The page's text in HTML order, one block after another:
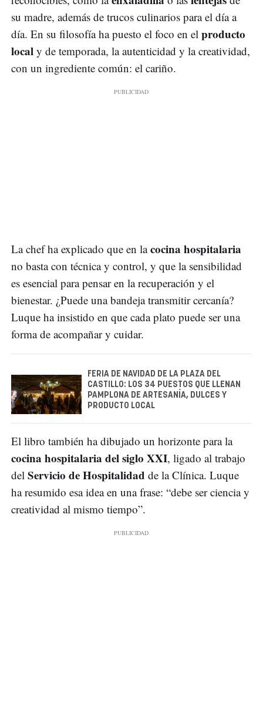
su madre, además de trucos culinarios para el día a
día. En su filosofía ha puesto el foco en el producto
local y de temporada, la autenticidad y la creatividad,
con un ingrediente común: el cariño.
La chef ha explicado que en lacocina hospitalaria
no basta con técnica y control, y que la sensibilidad
es esencial para pensar en la recuperación y el
bienestar. ¿Puede una bandeja transmitir cercanía?
Luque ha insistido en que cada plato puede ser una
forma de acompañar y cuidar.
FERIA DE NAVIDAD DE LA PLAZA DEL
CASTILLO: LOS 34 PUESTOS QUE LLENAN
PAMPLONA DE ARTESANÍA, DULCES Y
PRODUCTO LOCAL
El libro también ha dibujado un horizonte para la
cocina hospitalaria del siglo XXI, ligado al trabajo
del Servicio de Hospitalidad de la Clínica. Luque
ha resumido esa idea en una frase: “debe ser ciencia y
creatividad al mismo tiempo”.